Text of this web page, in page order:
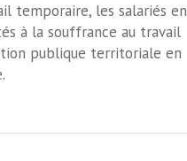
temporaire, les salariés en
à la souffrance au travail
publique territoriale en